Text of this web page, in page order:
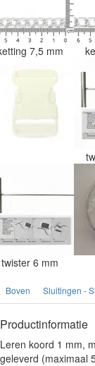
7,5 mm
twister 6 mm
Boven Sluitingen -
Productinformatie
Leren koord 1 mm,
geleverd (maximaal